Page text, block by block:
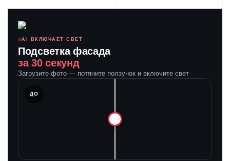
AI ВКЛЮЧАЕТ СВЕТ
Подсветка фасада
за 30 секунд
Загрузите фото — потяните ползунок и включите свет
ДО